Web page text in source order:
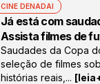
CINE DENADAI
Já está com
Assista filmes de
Saudades da Copa
seleção de filmes
histórias reais,...